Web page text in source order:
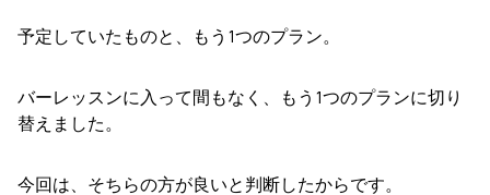
予定していたものと、もう1つのプラン。
バーレッスンに入って間もなく、もう1つのプランに切り
替えました。
今回は、そちらの方が良いと判断したからです。